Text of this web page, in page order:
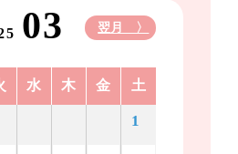
03 翌月 〉
水 木 金 土
1